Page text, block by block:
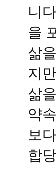
니
을
삶
지
삶
약
보
합